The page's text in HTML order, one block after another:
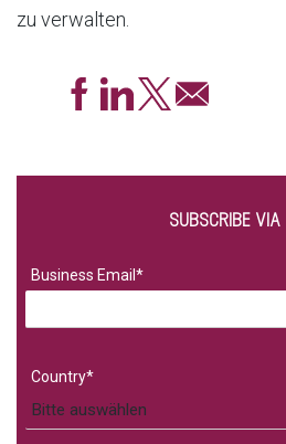
zu verwalten.
SUBSCRIBE VIA
Business Email*
Country*